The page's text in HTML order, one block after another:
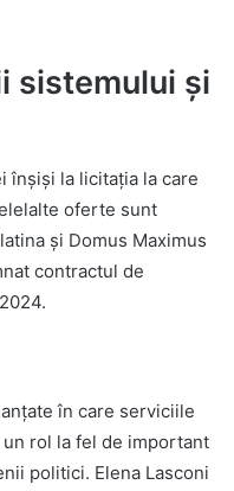
sistemului și
înșiși la licitația la care
oferte sunt
și Domus Maximus
contractul de
în care serviciile
rol la fel de important
politici. Elena Lasconi